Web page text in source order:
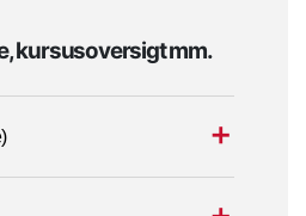
kursusoversigt mm.